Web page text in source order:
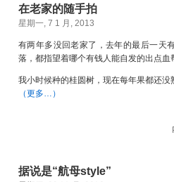
在老家的随手拍
星期一, 7 1 月, 2013
有两年多没回老家了，去年的最后一天
落，都指望着哪个有钱人能自发的出点血
我小时候种的桂圆树，现在每年果都还没
（更多…）
据说是“航母style”